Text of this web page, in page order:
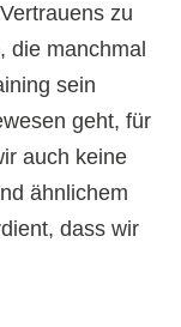
zu
die manchmal
sein
geht, für
auch keine
ähnlichem
dass wir